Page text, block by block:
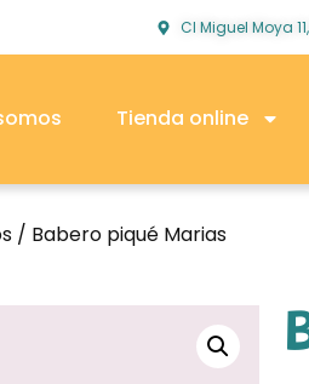
Cl Miguel Moya
Tienda online
/ Babero piqué Marias